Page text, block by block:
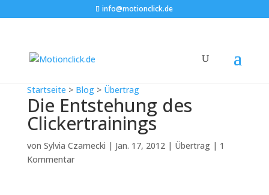
info@motionclick.de
Startseite > Blog> Übertrag
Die Entstehung des
Clickertrainings
von Sylvia Czarnecki | Jan. 17, 2012| Übertrag| 1
Kommentar